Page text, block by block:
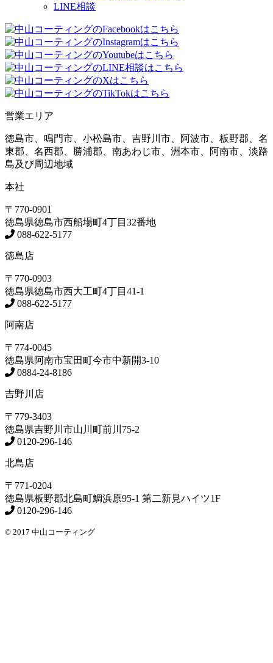
LINE相談
営業エリア
徳島市、鳴門市、小松島市、吉野川市、阿波市、板野郡、名
東郡、名西郡、勝浦郡、南あわじ市、洲本市、阿南市、淡路
島及び周辺地域
本社
〒770-0901
徳島県徳島市西船場町4丁目32番地
088-622-5177
徳島店
〒770-0903
徳島県徳島市西大工町4丁目41-1
088-622-5177
阿南店
〒774-0045
徳島県阿南市宝田町今市中新開3-10
0884-24-8186
吉野川店
〒779-3403
徳島県吉野川市山川町前川75-2
0120-296-146
北島店
〒771-0204
徳島県板野郡北島町 鯛浜原95-1 第二新見ハイツ1F
0120-296-146
© 2017 中山コーティング